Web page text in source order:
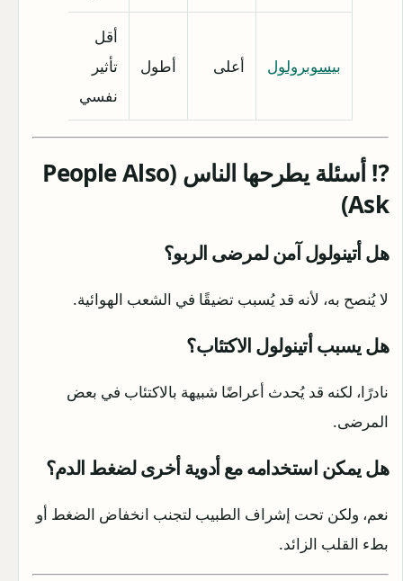
بيسوبرولول أعلى أطول
أقل
تأثير
نفسي
⁉️ أسئلة يطرحها الناس (People Also
Ask)
هل أتينولول آمن لمرضى الربو؟
لا يُنصح به، لأنه قد يُسبب تضيقًا في الشعب الهوائية.
هل يسبب أتينولول الاكتئاب؟
نادرًا، لكنه قد يُحدث أعراضًا شبيهة بالاكتئاب في بعض
المرضى.
هل يمكن استخدامه مع أدوية أخرى لضغط الدم؟
نعم، ولكن تحت إشراف الطبيب لتجنب انخفاض الضغط أو
بطء القلب الزائد.